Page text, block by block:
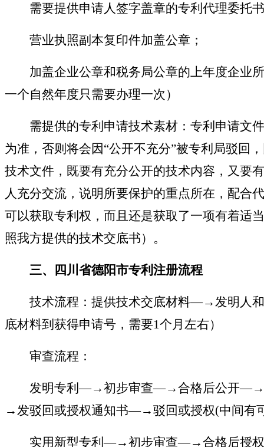
需要提供申请人签字盖章的专利代理委托
营业执照副本复印件加盖公章；
加盖企业公章和税务局公章的上年度企业所
一个自然年度只需要办理一次）
需提供的专利申请技术素材：专利申请文件
为准，否则将会因“公开不充分”被专利局驳回
技术文件，既要有充分公开的技术内容，又要
人充分交流，说明所要保护的重点所在，配合
可以获取专利权，而且还是获取了一项有着适
照我方提供的技术交底书）。
三、四川省德阳市专利注册流程
技术流程：提供技术交底材料—→发明人
底材料到获得申请号，需要1个月左右）
审查流程：
发明专利—→初步审查—→合格后公开—→
→发驳回或授权通知书—→驳回或授权(中间有
实用新型专利—→初步审查—→合格后授权